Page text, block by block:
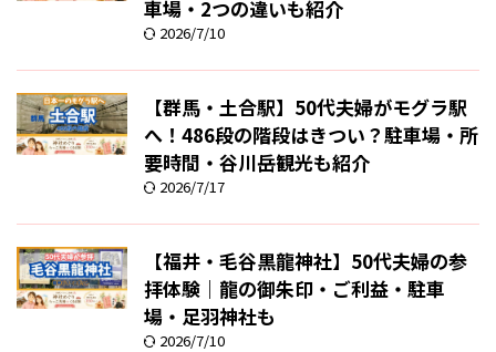
車場・2つの違いも紹介
2026/7/10
【群馬・土合駅】50代夫婦がモグラ駅
へ！486段の階段はきつい？駐車場・所
要時間・谷川岳観光も紹介
2026/7/17
【福井・毛谷黒龍神社】50代夫婦の参
拝体験｜龍の御朱印・ご利益・駐車
場・足羽神社も
2026/7/10